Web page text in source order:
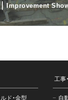
Improvement
ド・金型
工事
自